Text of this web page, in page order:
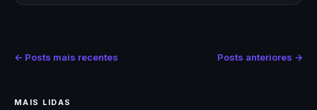
← Posts mais recentes Posts anteriores →
MAIS LIDAS